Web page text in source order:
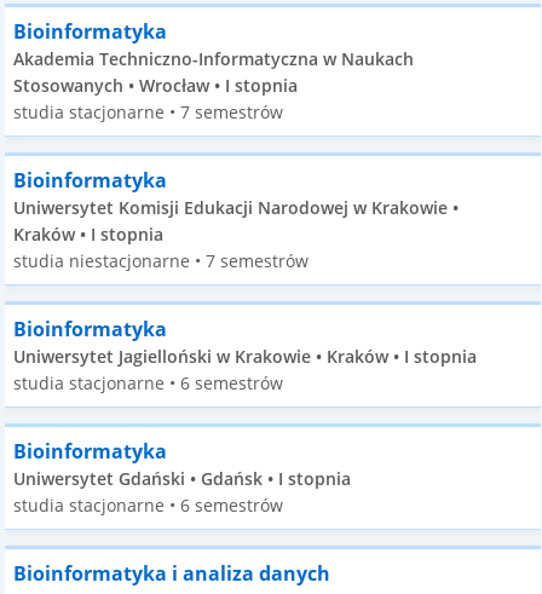
Bioinformatyka
Akademia Techniczno-Informatyczna w Naukach
Stosowanych • Wrocław • I stopnia
studia stacjonarne • 7 semestrów
Bioinformatyka
Uniwersytet Komisji Edukacji Narodowej w Krakowie •
Kraków • I stopnia
studia niestacjonarne • 7 semestrów
Bioinformatyka
Uniwersytet Jagielloński w Krakowie • Kraków • I stopnia
studia stacjonarne • 6 semestrów
Bioinformatyka
Uniwersytet Gdański • Gdańsk • I stopnia
studia stacjonarne • 6 semestrów
Bioinformatyka i analiza danych